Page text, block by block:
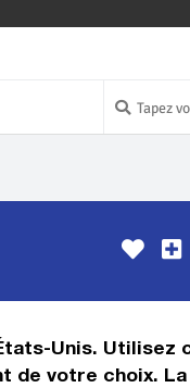
Unis. Utilisez
de votre choix.